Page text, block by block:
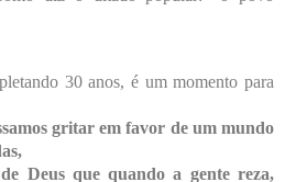
30 anos, é um momento para
gritar em favor de um mundo
Deus que quando a gente reza,